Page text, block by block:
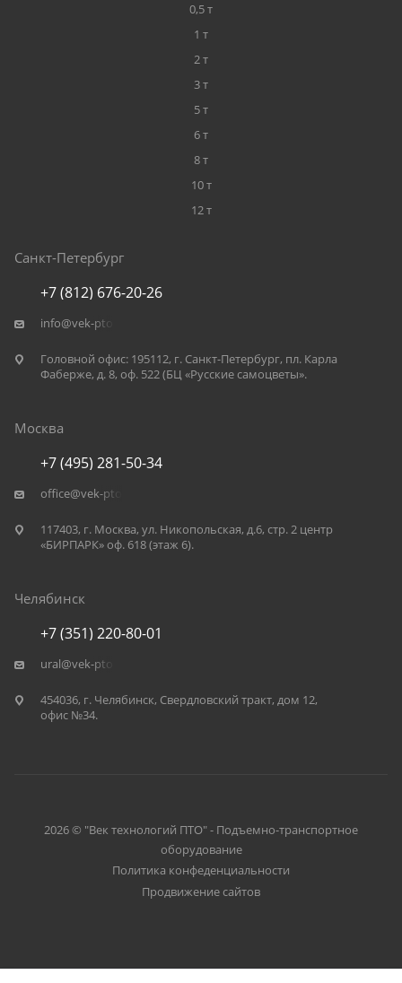
0,5 т
1 т
2 т
3 т
5 т
6 т
8 т
10 т
12 т
Санкт-Петербург
+7 (812) 676-20-26
info@vek-pto.ru
Головной офис: 195112, г. Санкт-Петербург, пл. Карла
Фаберже, д. 8, оф. 522 (БЦ «Русские самоцветы».
Москва
+7 (495) 281-50-34
office@vek-pto.ru
117403, г. Москва, ул. Никопольская, д.6, стр. 2 центр
«БИРПАРК» оф. 618 (этаж 6).
Челябинск
+7 (351) 220-80-01
ural@vek-pto.ru
454036, г. Челябинск, Свердловский тракт, дом 12,
офис №34.
2026 © "Век технологий ПТО" - Подъемно-транспортное
оборудование
Политика конфеденциальности
Продвижение сайтов